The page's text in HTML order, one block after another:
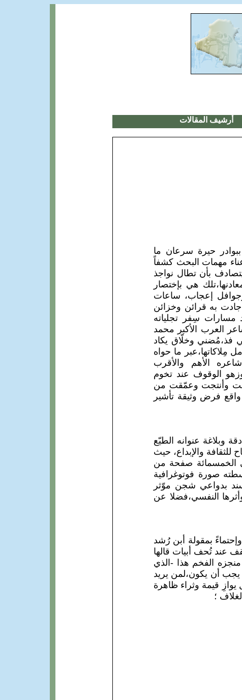
أرشيف المقالات
حيرة سرعان ما
مهمات البحث كشفاً
بأن تطال نواجذ
هي بإختصار
إعجاب، ساعات
به قرائن وخزائن
مسارات سِفر تجلياته
العرب الأكبر محمد
وخلّاق يكاد
ما حواه
الأهم والأقرب
الوقوف عند تخوم
وأنتجت وعمّقت من
فرض وثيقة تأشير
وبلاغة عنوانه الطيّع
عن دار سعاد الصباح للثقافة والإبداع، حيث
الخمسمائة صفحة من
صورة فوتوغرافية
بدواعي شجن موّثر
النفسي،فضلا عن
بمقولة أبن رُشد
عند تُحف أبيات قالها
الفخم هذا -الذي
يجب أن يكون،لمن يريد
قيمة وثراء ظاهرة
؛